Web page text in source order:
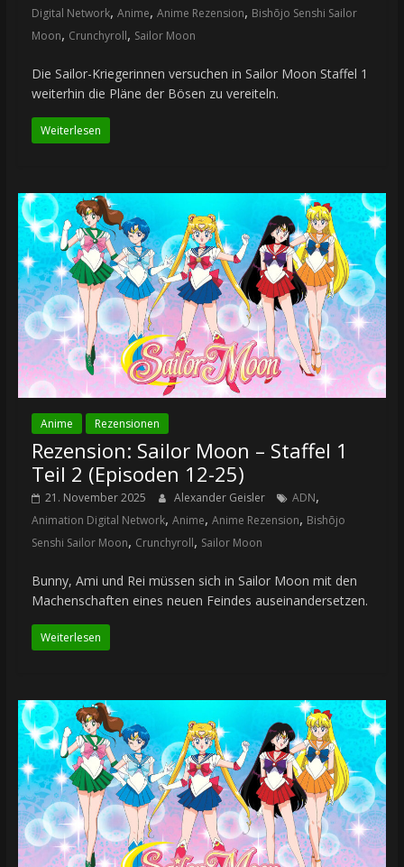
Digital Network, Anime, Anime Rezension, Bishōjo Senshi Sailor
Moon, Crunchyroll, Sailor Moon
Die Sailor-Kriegerinnen versuchen in Sailor Moon Staffel 1
weiterhin die Pläne der Bösen zu vereiteln.
Weiterlesen
Anime Rezensionen
Rezension: Sailor Moon – Staffel 1
Teil 2 (Episoden 12-25)
21. November 2025 Alexander Geisler ADN,
Animation Digital Network, Anime, Anime Rezension, Bishōjo
Senshi Sailor Moon, Crunchyroll, Sailor Moon
Bunny, Ami und Rei müssen sich in Sailor Moon mit den
Machenschaften eines neuen Feindes auseinandersetzen.
Weiterlesen